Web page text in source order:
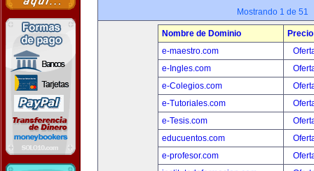
Mostrando 1 de 51
Nombre de Dominio
Precio
e-maestro.com
e-Ingles.com
e-Colegios.com
e-Tutoriales.com
e-Tesis.com
educuentos.com
e-profesor.com